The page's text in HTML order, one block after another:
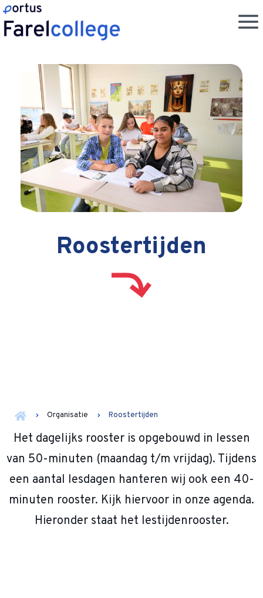
Roostertijden
Organisatie Roostertijden
Het dagelijks rooster is opgebouwd in lessen
van 50-minuten (maandag t/m vrijdag). Tijdens
een aantal lesdagen hanteren wij ook een 40-
minuten rooster. Kijk hiervoor in onze agenda.
Hieronder staat het lestijdenrooster.